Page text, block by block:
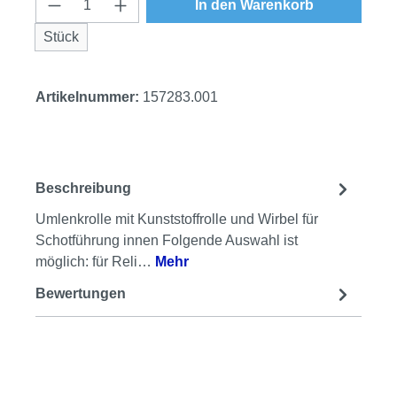
Stück
In den Warenkorb
Artikelnummer: 157283.001
Beschreibung
Umlenkrolle mit Kunststoffrolle und Wirbel für
Schotführung innen Folgende Auswahl ist
möglich: für Reli… Mehr
Bewertungen